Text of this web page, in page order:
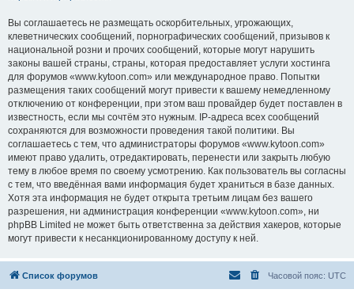
Вы соглашаетесь не размещать оскорбительных, угрожающих,
клеветнических сообщений, порнографических сообщений, призывов к
национальной розни и прочих сообщений, которые могут нарушить
законы вашей страны, страны, которая предоставляет услуги хостинга
для форумов «www.kytoon.com» или международное право. Попытки
размещения таких сообщений могут привести к вашему немедленному
отключению от конференции, при этом ваш провайдер будет поставлен в
известность, если мы сочтём это нужным. IP-адреса всех сообщений
сохраняются для возможности проведения такой политики. Вы
соглашаетесь с тем, что администраторы форумов «www.kytoon.com»
имеют право удалить, отредактировать, перенести или закрыть любую
тему в любое время по своему усмотрению. Как пользователь вы согласны
с тем, что введённая вами информация будет храниться в базе данных.
Хотя эта информация не будет открыта третьим лицам без вашего
разрешения, ни администрация конференции «www.kytoon.com», ни
phpBB Limited не может быть ответственна за действия хакеров, которые
могут привести к несанкционированному доступу к ней.
Список форумов Часовой пояс: UTC